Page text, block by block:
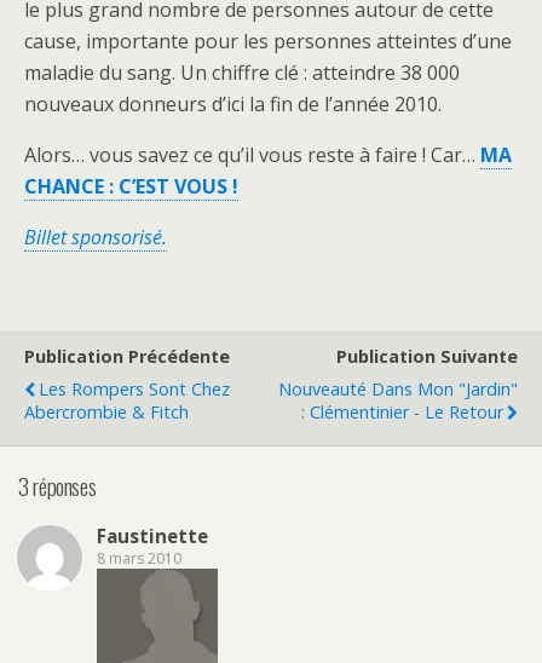
le plus grand nombre de personnes autour de cette
cause, importante pour les personnes atteintes d’une
maladie du sang. Un chiffre clé : atteindre 38 000
nouveaux donneurs d’ici la fin de l’année 2010.
Alors… vous savez ce qu’il vous reste à faire ! Car… MA
CHANCE : C’EST VOUS !
Billet sponsorisé.
Publication Précédente
Les Rompers Sont Chez
Abercrombie & Fitch
Publication Suivante
Nouveauté Dans Mon "jardin"
: Clémentinier - Le Retour
3 réponses
Faustinette
8 mars 2010